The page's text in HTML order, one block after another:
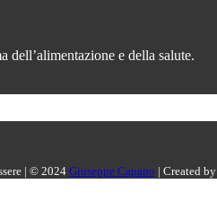
dell’alimentazione e della salute.
| © 2024 Giuseppe Capano | Created by